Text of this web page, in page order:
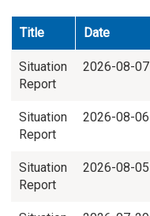
Title Date
Situation
Report
2026-08-07
Situation
Report
2026-08-06
Situation
Report
2026-08-05